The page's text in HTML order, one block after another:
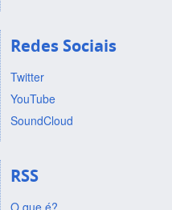
Redes Sociais
Twitter
YouTube
SoundCloud
RSS
O que é?